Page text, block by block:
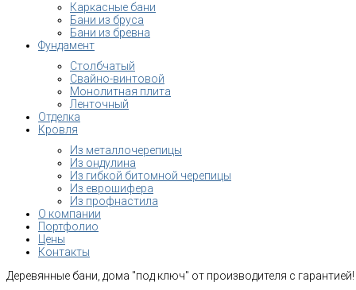
Каркасные бани
Бани из бруса
Бани из бревна
Фундамент
Столбчатый
Свайно-винтовой
Монолитная плита
Ленточный
Отделка
Кровля
Из металлочерепицы
Из ондулина
Из гибкой битомной черепицы
Из еврошифера
Из профнастила
О компании
Портфолио
Цены
Контакты
Деревянные бани, дома "под ключ" от производителя с гарантией!